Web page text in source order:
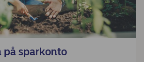
på sparkonto